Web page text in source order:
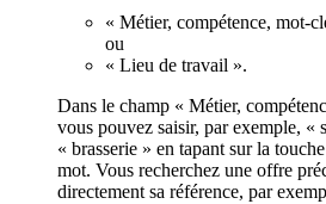
« Métier, compétence, mot-
ou
« Lieu de travail ».
Dans le champ « Métier,
vous pouvez saisir, par exemple, «
« brasserie » en tapant sur la
mot. Vous recherchez une offre
directement sa référence, par